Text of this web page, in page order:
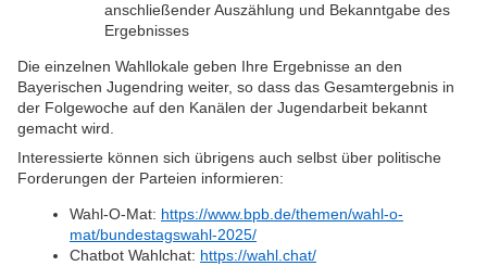
anschließender Auszählung und Bekanntgabe des
Ergebnisses
Die einzelnen Wahllokale geben Ihre Ergebnisse an den
Bayerischen Jugendring weiter, so dass das Gesamtergebnis in
der Folgewoche auf den Kanälen der Jugendarbeit bekannt
gemacht wird.
Interessierte können sich übrigens auch selbst über politische
Forderungen der Parteien informieren:
Wahl-O-Mat: https://www.bpb.de/themen/wahl-o-
mat/bundestagswahl-2025/
Chatbot Wahlchat: https://wahl.chat/